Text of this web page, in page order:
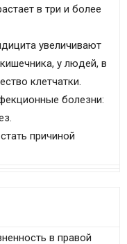
в три и более
увеличивают
у людей, в
клетчатки.
болезни:
причиной
в правой